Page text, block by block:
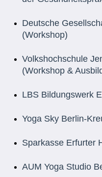
Deutsche
(Workshop)
Volkshochschule
(Workshop &
LBS Bildungswerk
Yoga Sky Berlin-
Sparkasse Erfurter
AUM Yoga Studio